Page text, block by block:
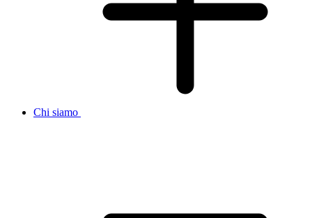
Chi siamo